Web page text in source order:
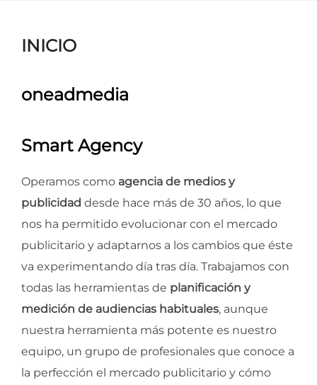
INICIO
oneadmedia
Smart Agency
Operamos como agencia de medios y
publicidad desde hace más de 30 años, lo que
nos ha permitido evolucionar con el mercado
publicitario y adaptarnos a los cambios que éste
va experimentando día tras día. Trabajamos con
todas las herramientas de planificación y
medición de audiencias habituales, aunque
nuestra herramienta más potente es nuestro
equipo, un grupo de profesionales que conoce a
la perfección el mercado publicitario y cómo